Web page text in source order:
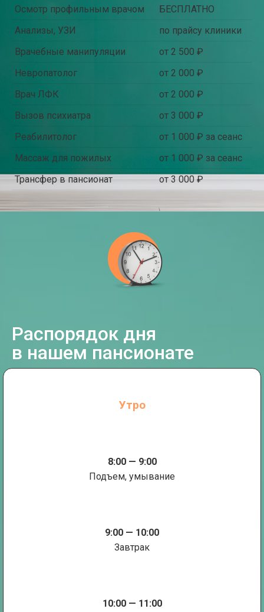
Осмотр профильным врачом
БЕСПЛАТНО
Анализы, УЗИ
по прайсу клиники
Врачебные манипуляции
от 2 500 ₽
Невропатолог
от 2 000 ₽
Врач ЛФК
от 2 000 ₽
Вызов психиатра
от 3 000 ₽
Реабилитолог
от 1 000 ₽ за сеанс
Массаж для пожилых
от 1 000 ₽ за сеанс
Трансфер в пансионат
от 3 000 ₽
Распорядок дня
в нашем пансионате
Утро
8:00 — 9:00
Подъем, умывание
9:00 — 10:00
Завтрак
10:00 — 11:00